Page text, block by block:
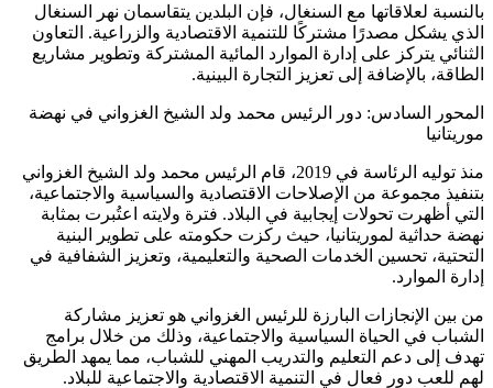
بالنسبة لعلاقاتها مع السنغال، فإن البلدين يتقاسمان نهر السنغال
الذي يشكل مصدرًا مشتركًا للتنمية الاقتصادية والزراعية. التعاون
الثنائي يتركز على إدارة الموارد المائية المشتركة وتطوير مشاريع
الطاقة، بالإضافة إلى تعزيز التجارة البينية.
المحور السادس: دور الرئيس محمد ولد الشيخ الغزواني في نهضة
موريتانيا
منذ توليه الرئاسة في 2019، قام الرئيس محمد ولد الشيخ الغزواني
بتنفيذ مجموعة من الإصلاحات الاقتصادية والسياسية والاجتماعية،
التي أظهرت تحولات إيجابية في البلاد. فترة ولايته اعتُبرت بمثابة
نهضة حداثية لموريتانيا، حيث ركزت حكومته على تطوير البنية
التحتية، تحسين الخدمات الصحية والتعليمية، وتعزيز الشفافية في
إدارة الموارد.
من بين الإنجازات البارزة للرئيس الغزواني هو تعزيز مشاركة
الشباب في الحياة السياسية والاجتماعية، وذلك من خلال برامج
تهدف إلى دعم التعليم والتدريب المهني للشباب، مما يمهد الطريق
لهم للعب دور فعال في التنمية الاقتصادية والاجتماعية للبلاد.